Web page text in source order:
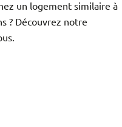
un logement similaire à
? Découvrez notre